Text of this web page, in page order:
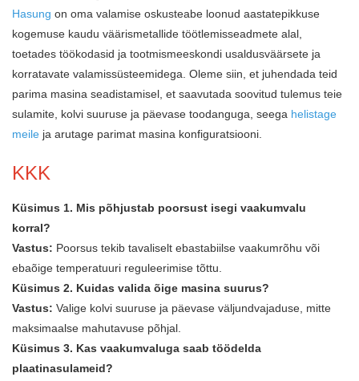
Hasung on oma valamise oskusteabe loonud aastatepikkuse
kogemuse kaudu väärismetallide töötlemisseadmete alal,
toetades töökodasid ja tootmismeeskondi usaldusväärsete ja
korratavate valamissüsteemidega. Oleme siin, et juhendada teid
parima masina seadistamisel, et saavutada soovitud tulemus teie
sulamite, kolvi suuruse ja päevase toodanguga, seega helistage
meile ja arutage parimat masina konfiguratsiooni.
KKK
Küsimus 1. Mis põhjustab poorsust isegi vaakumvalu
korral?
Vastus: Poorsus tekib tavaliselt ebastabiilse vaakumrõhu või
ebaõige temperatuuri reguleerimise tõttu.
Küsimus 2. Kuidas valida õige masina suurus?
Vastus: Valige kolvi suuruse ja päevase väljundvajaduse, mitte
maksimaalse mahutavuse põhjal.
Küsimus 3. Kas vaakumvaluga saab töödelda
plaatinasulameid?